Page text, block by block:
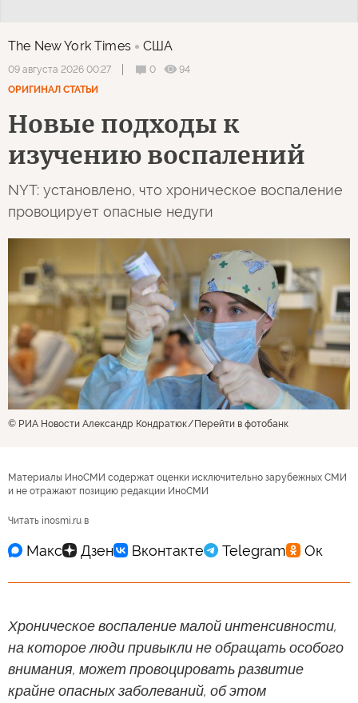
The New York Times США
09 августа 2026 00:27 0
94
ОРИГИНАЛ СТАТЬИ
Новые подходы к
изучению воспалений
NYT: установлено, что хроническое воспаление
провоцирует опасные недуги
© РИА Новости Александр Кондратюк Перейти в фотобанк
Материалы ИноСМИ содержат оценки исключительно зарубежных СМИ
и не отражают позицию редакции ИноСМИ
Читать inosmi.ru в
Хроническое воспаление малой интенсивности,
на которое люди привыкли не обращать особого
внимания, может провоцировать развитие
крайне опасных заболеваний, об этом